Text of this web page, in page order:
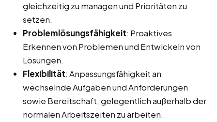
gleichzeitig zu managen und Prioritäten zu
setzen.
Problemlösungsfähigkeit: Proaktives
Erkennen von Problemen und Entwickeln von
Lösungen.
Flexibilität: Anpassungsfähigkeit an
wechselnde Aufgaben und Anforderungen
sowie Bereitschaft, gelegentlich außerhalb der
normalen Arbeitszeiten zu arbeiten.